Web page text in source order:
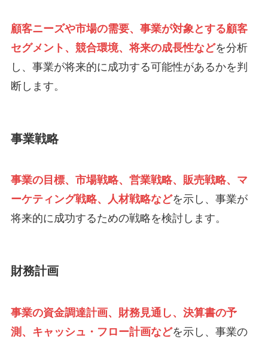
顧客ニーズや市場の需要、事業が対象とする顧客
セグメント、競合環境、将来の成長性などを分析
し、事業が将来的に成功する可能性があるかを判
断します。
事業戦略
事業の目標、市場戦略、営業戦略、販売戦略、マ
ーケティング戦略、人材戦略などを示し、事業が
将来的に成功するための戦略を検討します。
財務計画
事業の資金調達計画、財務見通し、決算書の予
測、キャッシュ・フロー計画などを示し、事業の